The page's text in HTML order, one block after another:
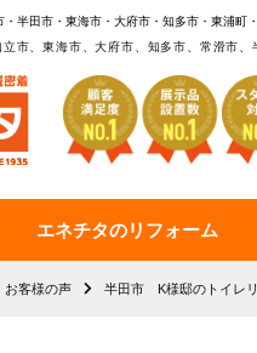
・半田市・東海市・大府市・知多市・東浦町
市、東海市、大府市、知多市、常滑市
エネチタのリフォーム
お客様の声 半田市 K様邸のトイレ